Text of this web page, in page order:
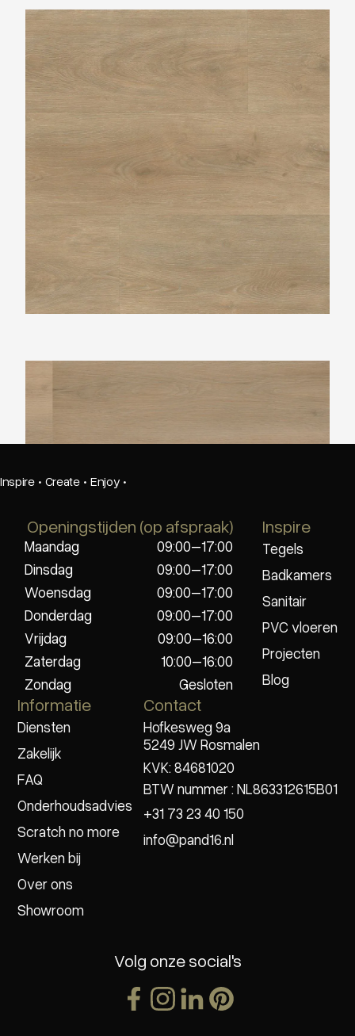
Ambiant Robusto Naturel
Inspire · Create · Enjoy ·
Openingstijden (op afspraak)
Maandag
09:00–17:00
Dinsdag
09:00–17:00
Woensdag
09:00–17:00
Donderdag
09:00–17:00
Vrijdag
09:00–16:00
Zaterdag
10:00–16:00
Zondag
Gesloten
Inspire
Tegels
Badkamers
Sanitair
PVC vloeren
Projecten
Blog
Informatie
Diensten
Zakelijk
FAQ
Onderhoudsadvies
Scratch no more
Werken bij
Over ons
Showroom
Contact
Hofkesweg 9a
5249 JW Rosmalen
KVK: 84681020
BTW nummer : NL863312615B01
+31 73 23 40 150
info@pand16.nl
Volg onze social's